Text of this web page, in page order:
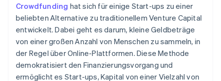
Crowdfunding hat sich für einige Start-ups zu einer
beliebten Alternative zu traditionellem Venture Capital
entwickelt. Dabei geht es darum, kleine Geldbeträge
von einer großen Anzahl von Menschen zu sammeln, in
der Regel über Online-Plattformen. Diese Methode
demokratisiert den Finanzierungsvorgang und
ermöglicht es Start-ups, Kapital von einer Vielzahl von